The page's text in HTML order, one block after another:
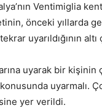
Ventimiglia
önceki yıllarda
uyarıldığının altı
uyarak bir
uyarmalı.
yer verildi.